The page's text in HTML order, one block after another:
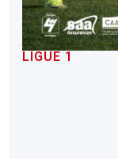
LIGUE 1